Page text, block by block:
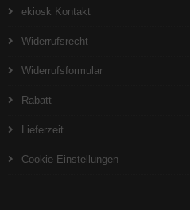
ekiosk Kontakt
Widerrufsrecht
Widerrufsformular
Rabatt
Lieferzeit
Cookie Einstellungen